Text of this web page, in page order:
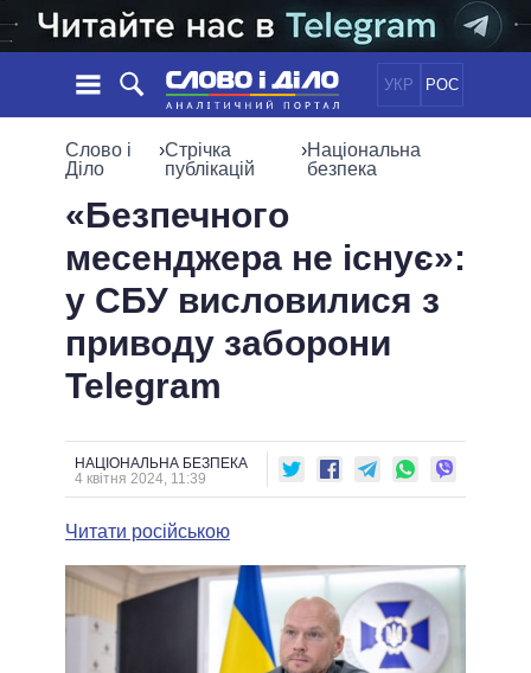
УКР РОС
НОВИНИ
СТРІЧКА
СТАТТІ
ДУМКИ
ОГЛЯДИ
ДАЙДЖЕСТИ
СУСПІЛЬСТВО
СВІТ
ПОЛIТИКИ
УСІ ПОЛІТИКИ
ПРЕЗИДЕНТ І ОФІС
ВЕРХОВНА РАДА
КАБІНЕТ МІНІСТРІВ
ГОЛОВИ ОБЛАДМІНІСТРАЦІЙ
МЕРИ МІСТ
ІНФОГРАФІКА
ВІДЕО
ПОРІВНЯННЯ ПОЛІТИКІВ
Слово і
Діло
›Стрічка
публікацій
›Національна
безпека
«Безпечного
месенджера не існує»:
у СБУ висловилися з
приводу заборони
Telegram
НАЦІОНАЛЬНА БЕЗПЕКА
4 квітня 2024, 11:39
Читати російською